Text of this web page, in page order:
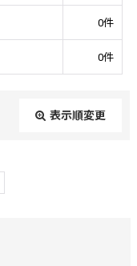
0件
0件
表示順変更